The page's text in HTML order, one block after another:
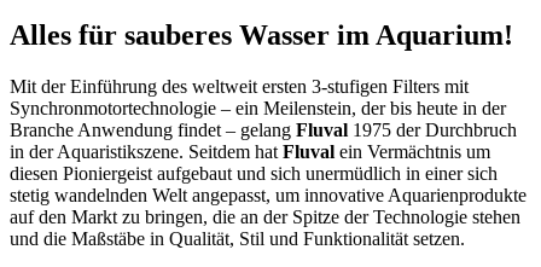
Alles für sauberes Wasser im Aquarium!
Mit der Einführung des weltweit ersten 3-stufigen Filters mit
Synchronmotortechnologie – ein Meilenstein, der bis heute in der
Branche Anwendung findet – gelang Fluval 1975 der Durchbruch
in der Aquaristikszene. Seitdem hat Fluval ein Vermächtnis um
diesen Pioniergeist aufgebaut und sich unermüdlich in einer sich
stetig wandelnden Welt angepasst, um innovative Aquarienprodukte
auf den Markt zu bringen, die an der Spitze der Technologie stehen
und die Maßstäbe in Qualität, Stil und Funktionalität setzen.